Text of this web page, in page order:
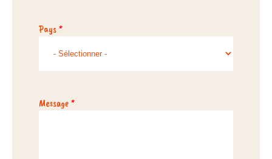
Pays*
Message*